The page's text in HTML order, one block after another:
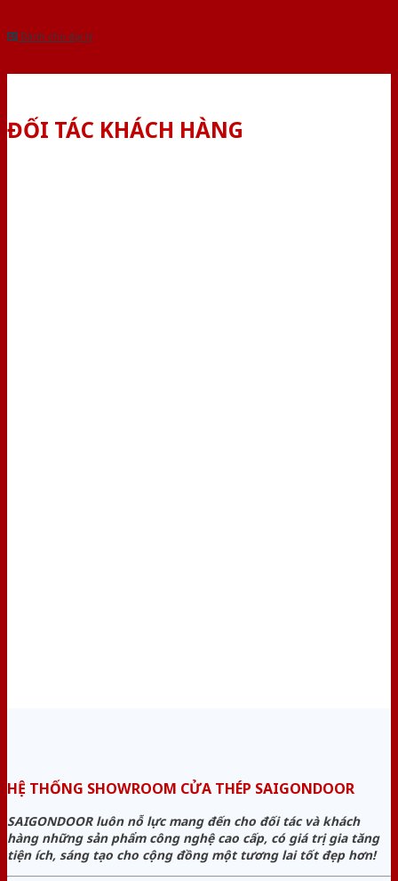
Dành cho đại lý
ĐỐI TÁC KHÁCH HÀNG
HỆ THỐNG SHOWROOM CỬA THÉP SAIGONDOOR
SAIGONDOOR luôn nỗ lực mang đến cho đối tác và khách
hàng những sản phẩm công nghệ cao cấp, có giá trị gia tăng
tiện ích, sáng tạo cho cộng đồng một tương lai tốt đẹp hơn!